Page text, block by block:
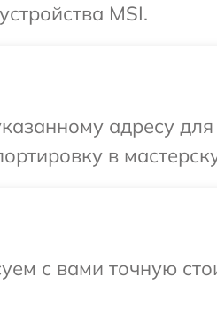
MSI.
адресу
в
с вами точную